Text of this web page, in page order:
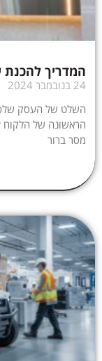
המדריך
24 בנובמבר 2024
השלט של העסק
הראשונה של
מסר ברור